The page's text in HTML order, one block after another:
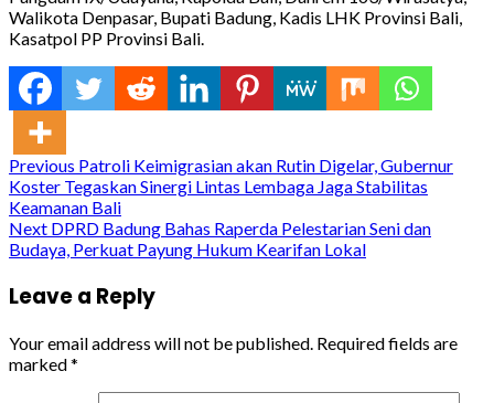
Walikota Denpasar, Bupati Badung, Kadis LHK Provinsi Bali,
Kasatpol PP Provinsi Bali.
Continue
Reading
Previous Patroli Keimigrasian akan Rutin Digelar, Gubernur
Koster Tegaskan Sinergi Lintas Lembaga Jaga Stabilitas
Keamanan Bali
Next DPRD Badung Bahas Raperda Pelestarian Seni dan
Budaya, Perkuat Payung Hukum Kearifan Lokal
Leave a Reply
Your email address will not be published. Required fields are
marked*